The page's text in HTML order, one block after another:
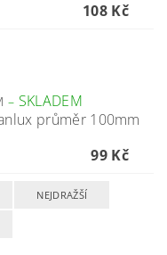
108 Kč
– SKLADEM
průměr 100mm
99 Kč
NEJDRAŽŠÍ